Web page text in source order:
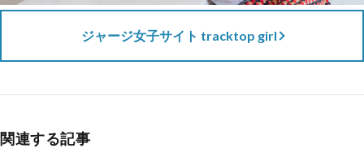
ジャージ女子サイト tracktop girl
関連する記事